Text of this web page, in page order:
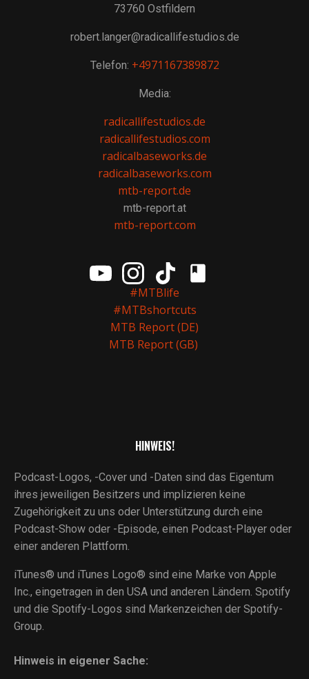
73760 Ostfildern
robert.langer@radicallifestudios.de
Telefon: +4971167389872
Media:
radicallifestudios.de
radicallifestudios.com
radicalbaseworks.de
radicalbaseworks.com
mtb-report.de
mtb-report.at
mtb-report.com
#MTBlife
#MTBshortcuts
MTB Report (DE)
MTB Report (GB)
HINWEIS!
Podcast-Logos, -Cover und -Daten sind das Eigentum
ihres jeweiligen Besitzers und implizieren keine
Zugehörigkeit zu uns oder Unterstützung durch eine
Podcast-Show oder -Episode, einen Podcast-Player oder
einer anderen Plattform.
iTunes® und iTunes Logo® sind eine Marke von Apple
Inc., eingetragen in den USA und anderen Ländern. Spotify
und die Spotify-Logos sind Markenzeichen der Spotify-
Group.
Hinweis in eigener Sache: